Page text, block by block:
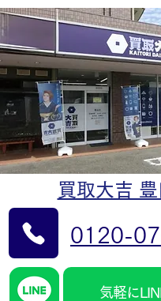
買取大吉 豊
0120-
気軽に